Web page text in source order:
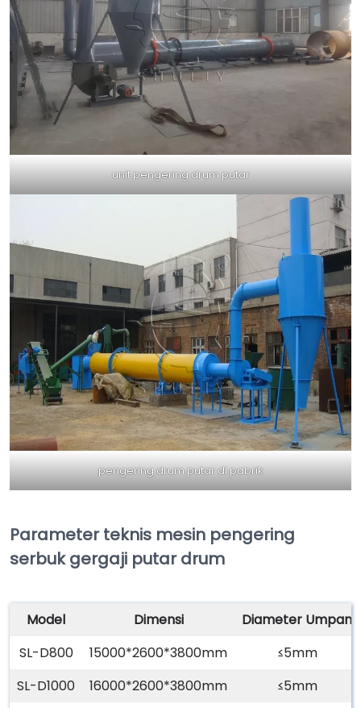
unit pengering drum putar
pengering drum putar di pabrik
Parameter teknis mesin pengering
serbuk gergaji putar drum
Model Dimensi
Diameter Umpan
SL-D800
15000*2600*3800mm
≤5mm
SL-D1000
16000*2600*3800mm
≤5mm